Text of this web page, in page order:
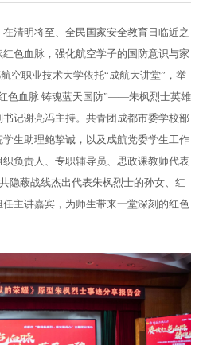
清明将至、全民国家安全教育日临近之
色血脉，强化航空学子的国防意识与家
空职业技术大学依托“成航大讲堂”，举
色血脉 铸魂蓝天国防”——朱枫烈士英雄
记谢亮冯主持。共青团成都市委学校部
生助理鲍挚诚，以及成航党委学生工作
负责人、专职辅导员、思政课教师代表
隐蔽战线杰出代表朱枫烈士的孙女、红
主讲嘉宾，为师生带来一堂深刻的红色